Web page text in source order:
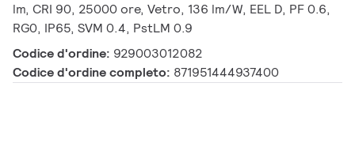
lm, CRI 90, 25000 ore, Vetro, 136 lm/W, EEL D, PF 0.6,
RG0, IP65, SVM 0.4, PstLM 0.9
Codice d'ordine: 929003012082
Codice d'ordine completo: 871951444937400